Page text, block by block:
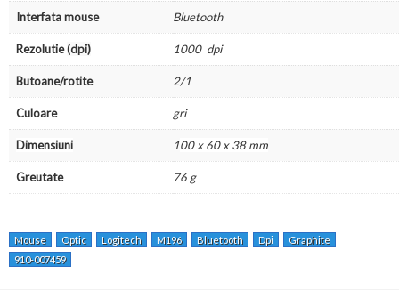
Interfata mouse Bluetooth
Rezolutie(dpi) 1000 dpi
Butoane/rotite 2/1
Culoare gri
Dimensiuni 100 x 60 x 38 mm
Greutate 76 g
Mouse Optic Logitech M196 Bluetooth Dpi
Graphite
910-007459